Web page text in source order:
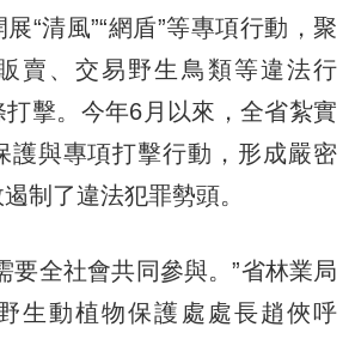
“清風”“網盾”等專項行動，聚
賣、交易野生鳥類等違法行
擊。今年6月以來，全省紮實
護與專項打擊行動，形成嚴密
制了違法犯罪勢頭。
全社會共同參與。”省林業局
生動植物保護處處長趙俠呼